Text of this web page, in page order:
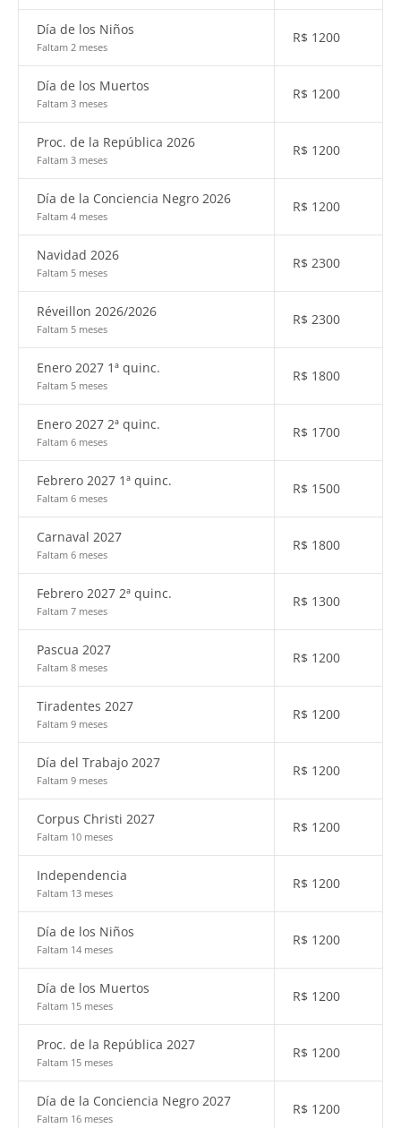
Día de los Niños
Faltam 2 meses
R$ 1200
Día de los Muertos
Faltam 3 meses
R$ 1200
Proc. de la República 2026
Faltam 3 meses
R$ 1200
Día de la Conciencia Negro 2026
Faltam 4 meses
R$ 1200
Navidad 2026
Faltam 5 meses
R$ 2300
Réveillon 2026/2026
Faltam 5 meses
R$ 2300
Enero 2027 1ª quinc.
Faltam 5 meses
R$ 1800
Enero 2027 2ª quinc.
Faltam 6 meses
R$ 1700
Febrero 2027 1ª quinc.
Faltam 6 meses
R$ 1500
Carnaval 2027
Faltam 6 meses
R$ 1800
Febrero 2027 2ª quinc.
Faltam 7 meses
R$ 1300
Pascua 2027
Faltam 8 meses
R$ 1200
Tiradentes 2027
Faltam 9 meses
R$ 1200
Día del Trabajo 2027
Faltam 9 meses
R$ 1200
Corpus Christi 2027
Faltam 10 meses
R$ 1200
Independencia
Faltam 13 meses
R$ 1200
Día de los Niños
Faltam 14 meses
R$ 1200
Día de los Muertos
Faltam 15 meses
R$ 1200
Proc. de la República 2027
Faltam 15 meses
R$ 1200
Día de la Conciencia Negro 2027
Faltam 16 meses
R$ 1200